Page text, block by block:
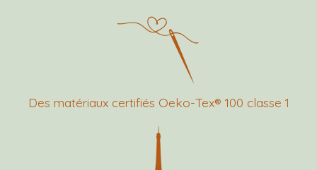
Des matériaux certifiés Oeko-Tex® 100 classe 1